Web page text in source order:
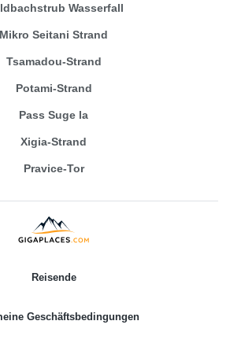
Wasserfall
Mikro Seitani Strand
Tsamadou-Strand
Potami-Strand
Pass Suge la
Xigia-Strand
Pravice-Tor
Reisende
Geschäftsbedingungen